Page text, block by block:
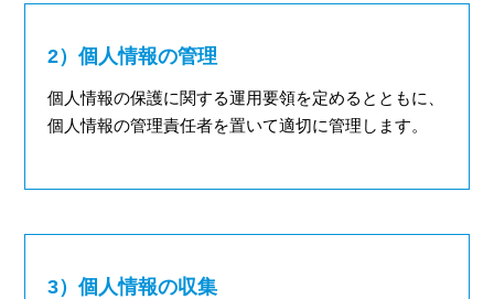
2）個人情報の管理
個人情報の保護に関する運用要領を定めるとともに、
個人情報の管理責任者を置いて適切に管理します。
3）個人情報の収集